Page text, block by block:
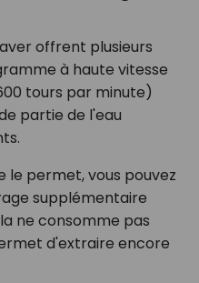
offrent plusieurs
à haute vitesse
tours par minute)
partie de l'eau
le permet, vous pouvez
supplémentaire
ne consomme pas
d'extraire encore